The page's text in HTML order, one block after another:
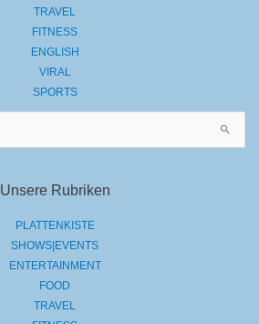
TRAVEL
FITNESS
ENGLISH
VIRAL
SPORTS
Unsere Rubriken
PLATTENKISTE
SHOWS|EVENTS
ENTERTAINMENT
FOOD
TRAVEL